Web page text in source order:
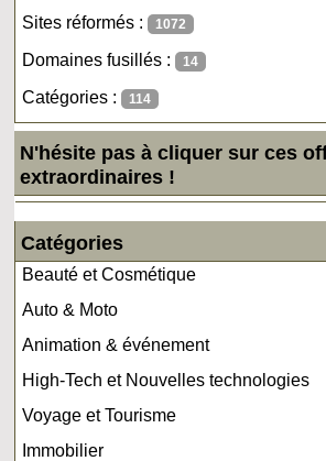
Sites réformés : 1072
Domaines fusillés : 14
Catégories : 114
N'hésite pas à cliquer sur ces
extraordinaires !
Catégories
Beauté et Cosmétique
Auto & Moto
Animation & événement
High-Tech et Nouvelles technologies
Voyage et Tourisme
Immobilier